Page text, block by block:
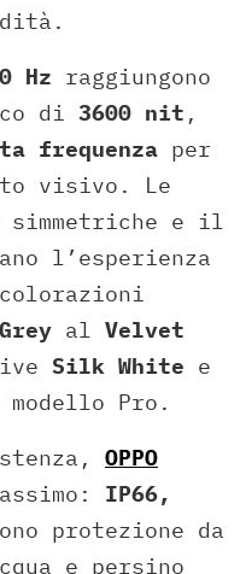
Hz raggiungono
di 3600 nit ,
frequenza per
visivo. Le
simmetriche e il
l’esperienza
al Velvet
Silk White e
modello Pro.
OPPO
IP66,
protezione da
e persino